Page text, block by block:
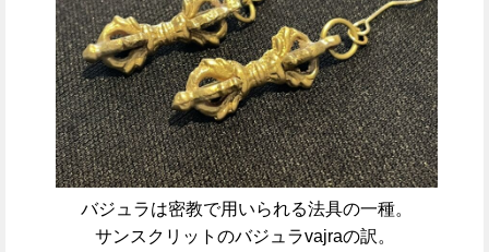
バジュラは密教で用いられる法具の一種。
サンスクリットのバジュラvajraの訳。